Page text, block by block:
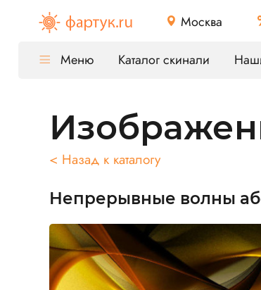
Москва
Меню Каталог скинали
< Назад к каталогу
Непрерывные волны